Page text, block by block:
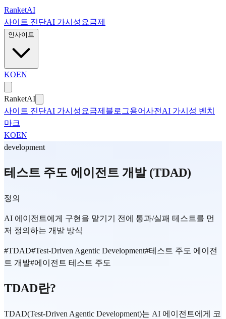
본문으로 건너뛰기
RanketAI
사이트 진단AI 가시성 요금제
인사이트
KOEN
RanketAI
사이트 진단AI 가시성 요금제 블로그용어사전 AI 가시성 벤치
마크
KOEN
development
테스트 주도 에이전트 개발 (TDAD)
정의
AI 에이전트에게 구현을 맡기기 전에 통과/실패 테스트를 먼
저 정의하는 개발 방식
#TDAD#Test-Driven Agentic Development#테스트 주도 에이전
트 개발#에이전트 테스트 주도
TDAD란?
TDAD(Test-Driven Agentic Development)는 AI 에이전트에게 코